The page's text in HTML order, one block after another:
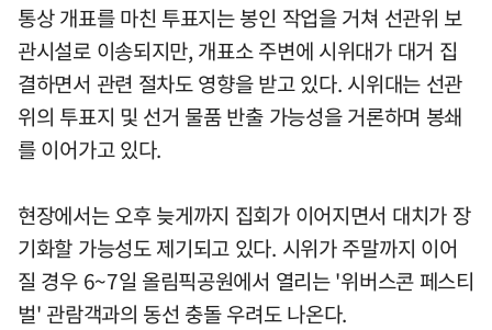
통상 개표를 마친 투표지는 봉인 작업을 거쳐 선관위 보
관시설로 이송되지만, 개표소 주변에 시위대가 대거 집
결하면서 관련 절차도 영향을 받고 있다. 시위대는 선관
위의 투표지 및 선거 물품 반출 가능성을 거론하며 봉쇄
를 이어가고 있다.
현장에서는 오후 늦게까지 집회가 이어지면서 대치가 장
기화할 가능성도 제기되고 있다. 시위가 주말까지 이어
질 경우 6~7일 올림픽공원에서 열리는 '위버스콘 페스티
벌' 관람객과의 동선 충돌 우려도 나온다.